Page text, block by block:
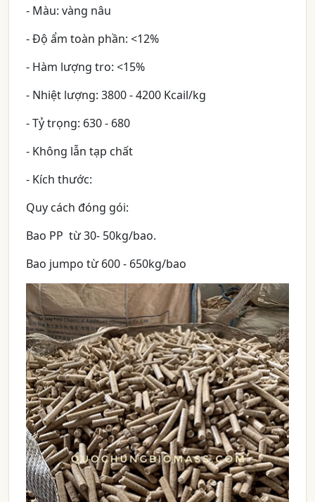
- Màu: vàng nâu
- Độ ẩm toàn phần: <12%
- Hàm lượng tro: <15%
- Nhiệt lượng: 3800 - 4200 Kcail/kg
- Tỷ trọng: 630 - 680
- Không lẫn tạp chất
- Kích thước:
Quy cách đóng gói:
Bao PP từ 30- 50kg/bao.
Bao jumpo từ 600 - 650kg/bao